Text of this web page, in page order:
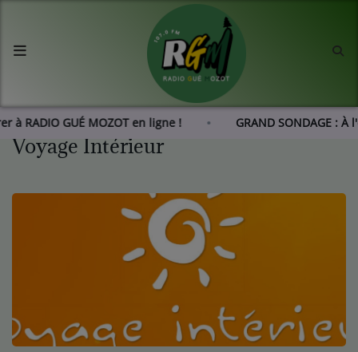
à RADIO GUÉ MOZOT en ligne ! GRAND SONDAGE :
Agenda
Les actus de RGM
L'histoire de RGM
Voyage Intérieur